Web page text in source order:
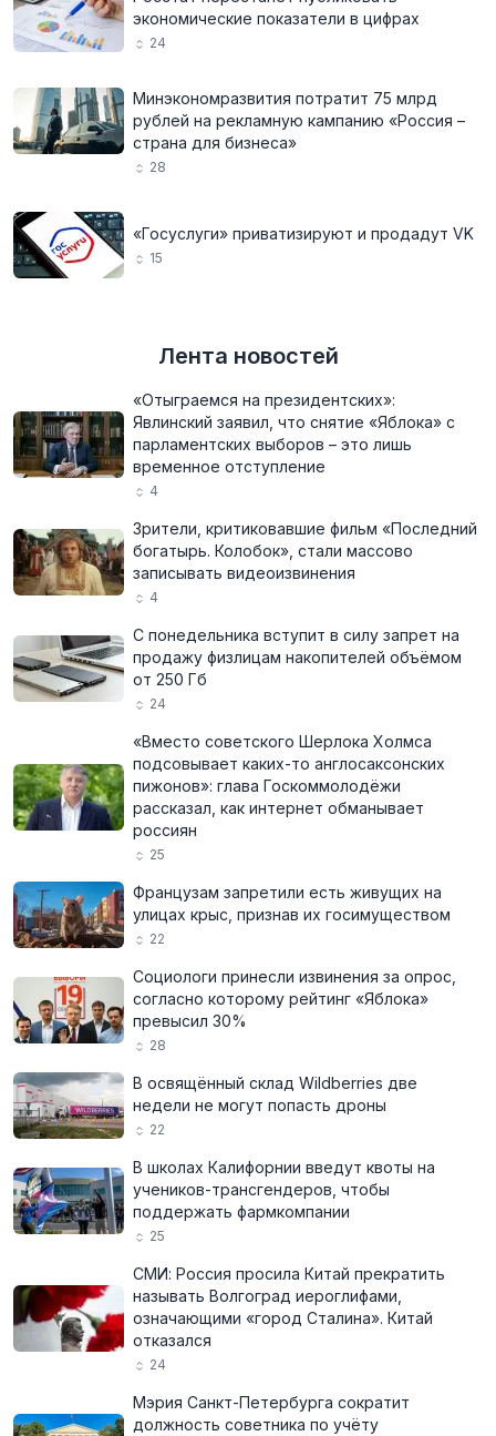
экономические показатели в цифрах
24
Минэкономразвития потратит 75 млрд
рублей на рекламную кампанию «Россия –
страна для бизнеса»
28
«Госуслуги» приватизируют и продадут VK
15
Лента новостей
«Отыграемся на президентских»:
Явлинский заявил, что снятие «Яблока» с
парламентских выборов – это лишь
временное отступление
4
Зрители, критиковавшие фильм «Последний
богатырь. Колобок», стали массово
записывать видеоизвинения
4
С понедельника вступит в силу запрет на
продажу физлицам накопителей объёмом
от 250 Гб
24
«Вместо советского Шерлока Холмса
подсовывает каких-то англосаксонских
пижонов»: глава Госкоммолодёжи
рассказал, как интернет обманывает
россиян
25
Французам запретили есть живущих на
улицах крыс, признав их госимуществом
22
Социологи принесли извинения за опрос,
согласно которому рейтинг «Яблока»
превысил 30%
28
В освящённый склад Wildberries две
недели не могут попасть дроны
22
В школах Калифорнии введут квоты на
учеников-трансгендеров, чтобы
поддержать фармкомпании
25
СМИ: Россия просила Китай прекратить
называть Волгоград иероглифами,
означающими «город Сталина». Китай
отказался
24
Мэрия Санкт-Петербурга сократит
должность советника по учёту